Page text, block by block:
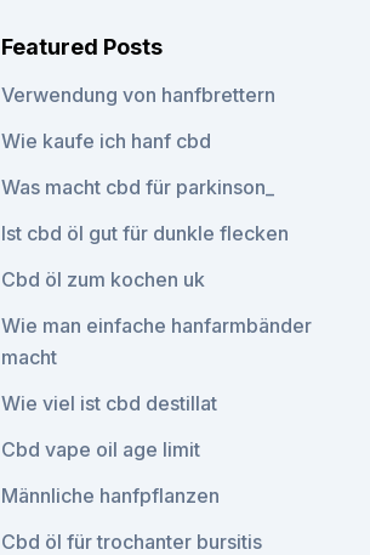
Featured Posts
Verwendung von hanfbrettern
Wie kaufe ich hanf cbd
Was macht cbd für parkinson_
Ist cbd öl gut für dunkle flecken
Cbd öl zum kochen uk
Wie man einfache hanfarmbänder
macht
Wie viel ist cbd destillat
Cbd vape oil age limit
Männliche hanfpflanzen
Cbd öl für trochanter bursitis